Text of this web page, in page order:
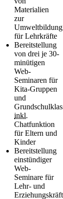
Materialien
zur
Umweltbildung
für Lehrkräfte
Bereitstellung
von drei je 30-
minütigen
Web-
Seminaren für
Kita-Gruppen
und
inkl.
Chatfunktion
für Eltern und
Kinder
Bereitstellung
einstündiger
Web-
Seminare für
Lehr- und